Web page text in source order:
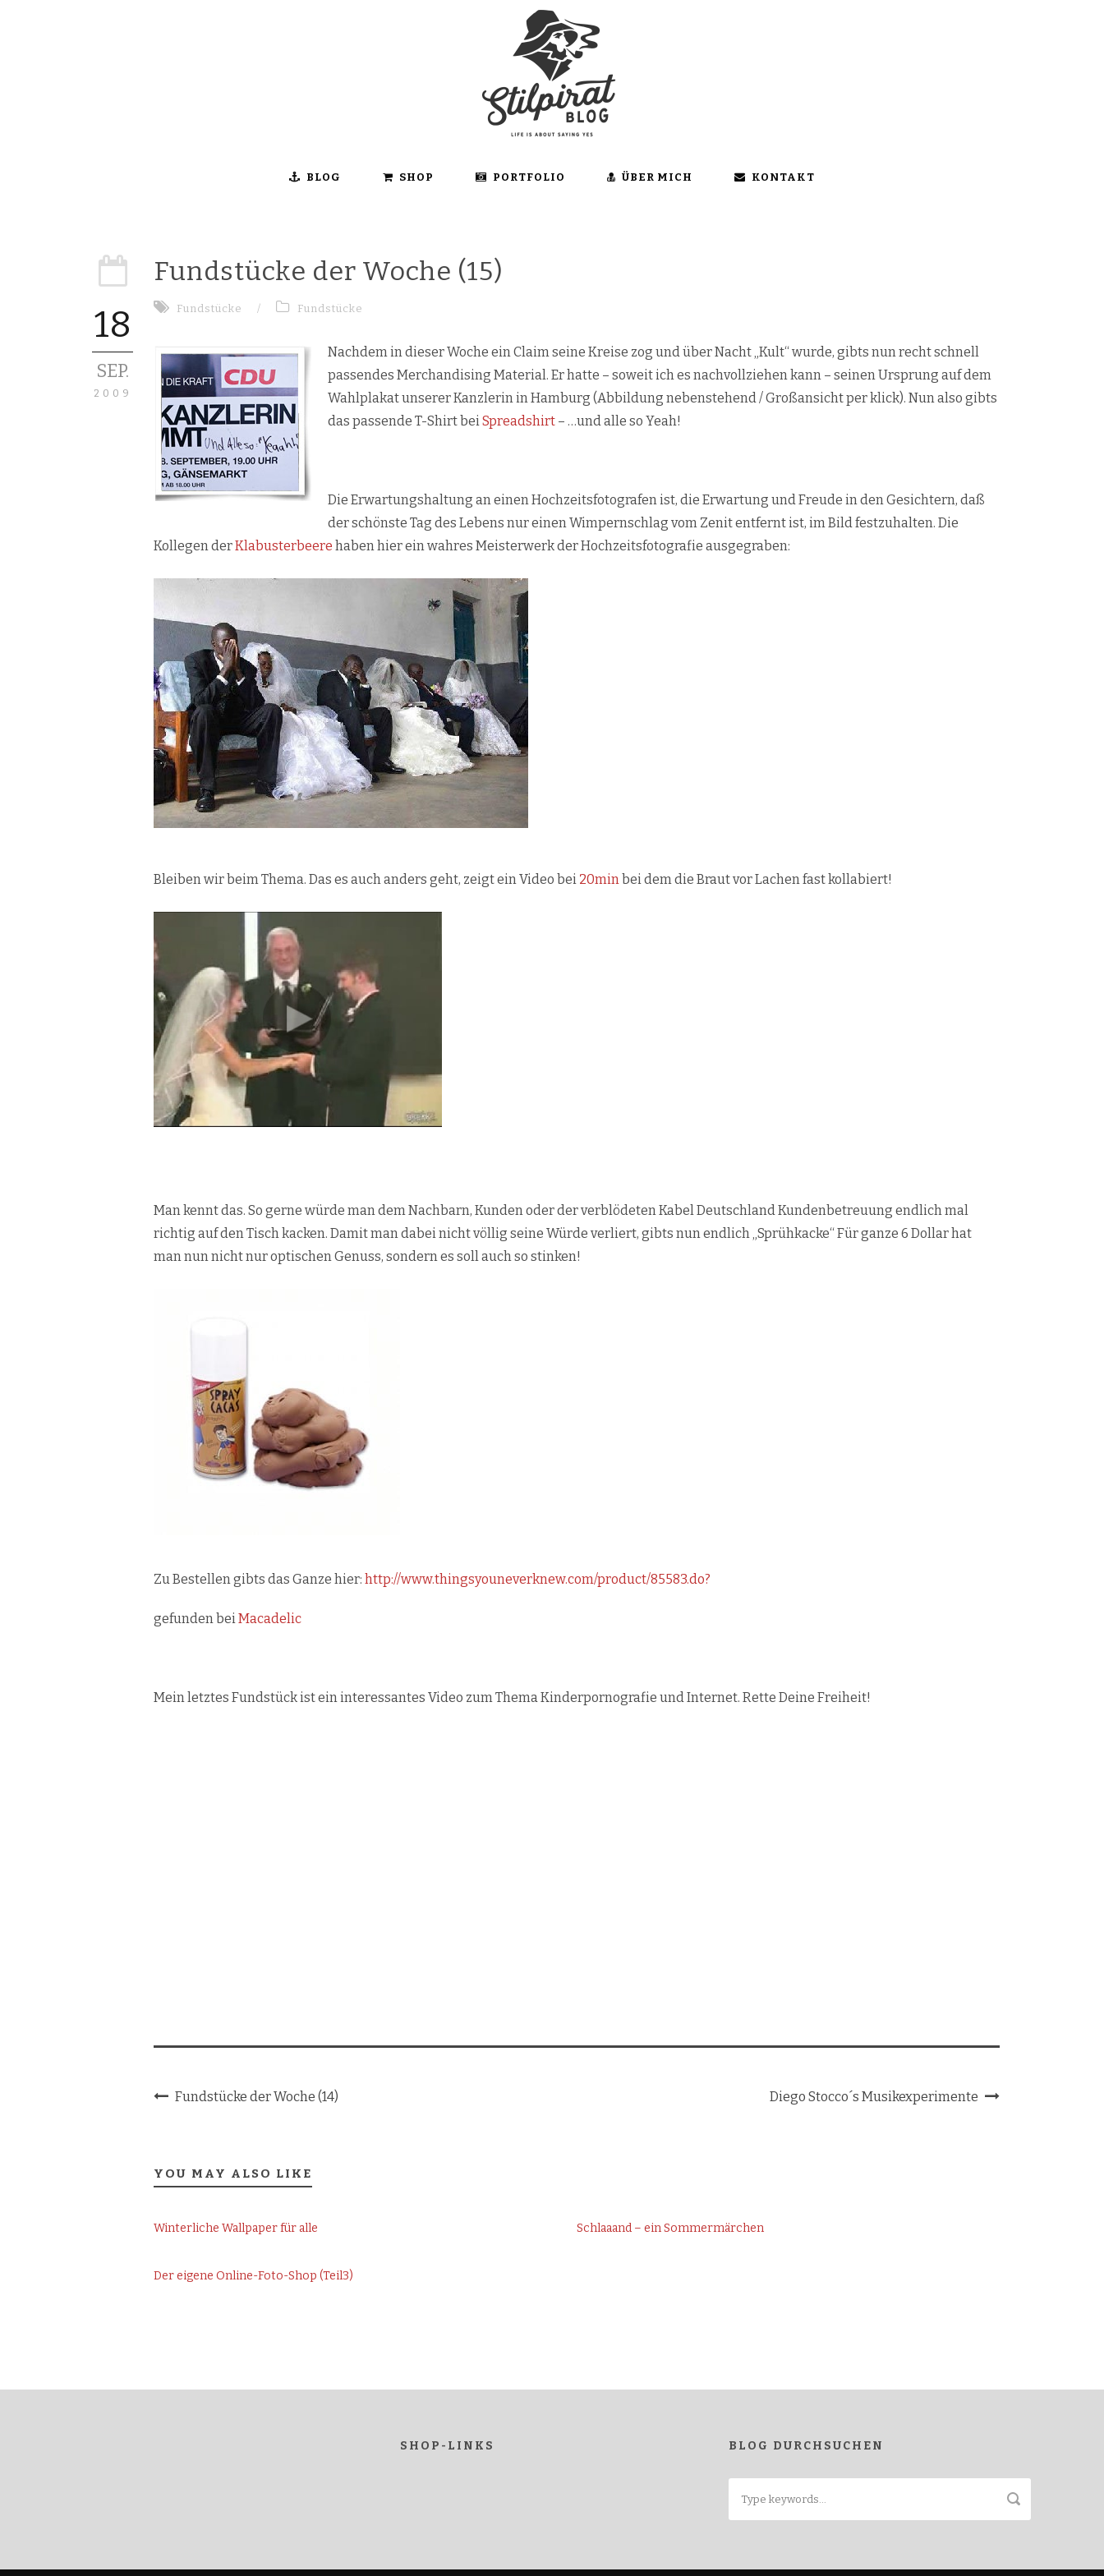
BLOG SHOP PORTFOLIO ÜBER MICH KONTAKT
18
SEP.
2009
Fundstücke der Woche (15)
Fundstücke / Fundstücke
Nachdem in dieser Woche ein Claim seine Kreise zog und über Nacht „Kult“ wurde, gibts nun recht schnell
passendes Merchandising Material. Er hatte – soweit ich es nachvollziehen kann – seinen Ursprung auf dem
Wahlplakat unserer Kanzlerin in Hamburg (Abbildung nebenstehend / Großansicht per klick). Nun also gibts
das passende T-Shirt beiSpreadshirt – …und alle so Yeah!
Die Erwartungshaltung an einen Hochzeitsfotografen ist, die Erwartung und Freude in den Gesichtern, daß
der schönste Tag des Lebens nur einen Wimpernschlag vom Zenit entfernt ist, im Bild festzuhalten. Die
Kollegen derKlabusterbeere haben hier ein wahres Meisterwerk der Hochzeitsfotografie ausgegraben:
Bleiben wir beim Thema. Das es auch anders geht, zeigt ein Video bei 20minbei dem die Braut vor Lachen fast kollabiert!
Man kennt das. So gerne würde man dem Nachbarn, Kunden oder der verblödeten Kabel Deutschland Kundenbetreuung endlich mal
richtig auf den Tisch kacken. Damit man dabei nicht völlig seine Würde verliert, gibts nun endlich „Sprühkacke“ Für ganze 6 Dollar hat
man nun nicht nur optischen Genuss, sondern es soll auch so stinken!
Zu Bestellen gibts das Ganze hier: http://www.thingsyouneverknew.com/product/85583.do?
gefunden bei Macadelic
Mein letztes Fundstück ist ein interessantes Video zum Thema Kinderpornografie und Internet. Rette Deine Freiheit!
Fundstücke der Woche (14) Diego Stocco´s Musikexperimente
YOU MAY ALSO LIKE
Winterliche Wallpaper für alle Schlaaand – ein Sommermärchen
Der eigene Online-Foto-Shop (Teil3)
SHOP-LINKS BLOG DURCHSUCHEN